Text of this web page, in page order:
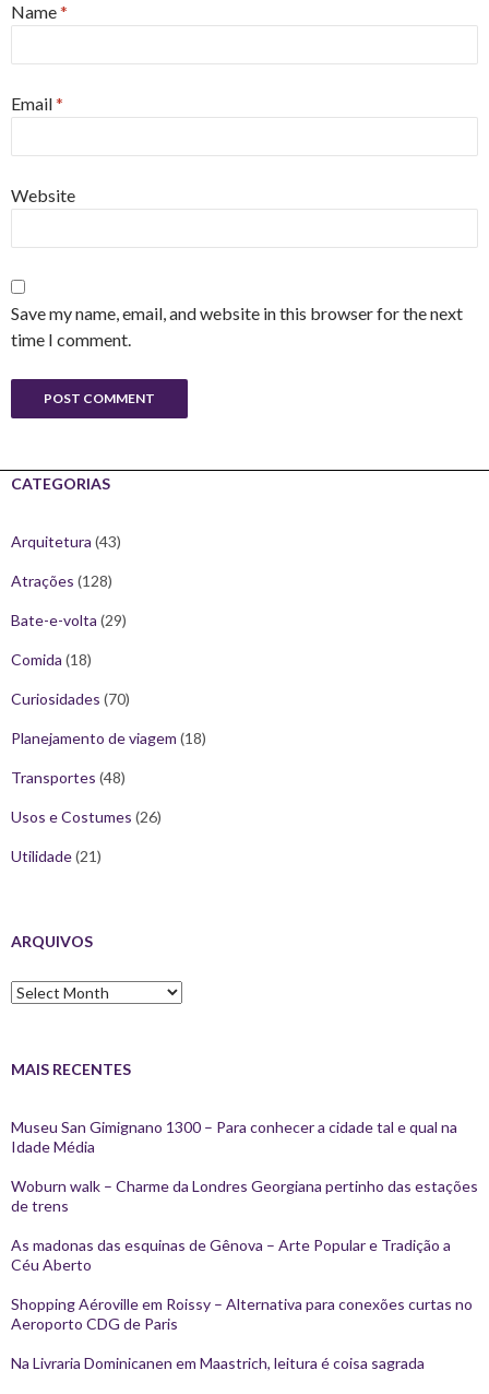
Name*
Email*
Website
Save my name, email, and website in this browser for the next
time I comment.
CATEGORIAS
Arquitetura (43)
Atrações (128)
Bate-e-volta (29)
Comida (18)
Curiosidades (70)
Planejamento de viagem (18)
Transportes (48)
Usos e Costumes (26)
Utilidade(21)
ARQUIVOS
Arquivos
MAIS RECENTES
Museu San Gimignano 1300 – Para conhecer a cidade tal e qual na
Idade Média
Woburn walk – Charme da Londres Georgiana pertinho das estações
de trens
As madonas das esquinas de Gênova – Arte Popular e Tradição a
Céu Aberto
Shopping Aéroville em Roissy – Alternativa para conexões curtas no
Aeroporto CDG de Paris
Na Livraria Dominicanen em Maastrich, leitura é coisa sagrada